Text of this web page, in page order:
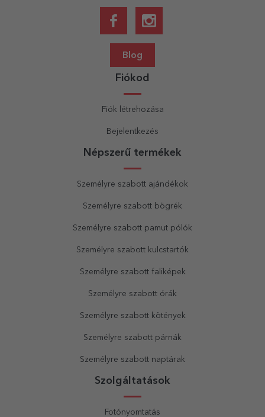
Blog
Fiókod
Fiók létrehozása
Bejelentkezés
Népszerű termékek
Személyre szabott ajándékok
Személyre szabott bögrék
Személyre szabott pamut pólók
Személyre szabott kulcstartók
Személyre szabott faliképek
Személyre szabott órák
Személyre szabott kötények
Személyre szabott párnák
Személyre szabott naptárak
Szolgáltatások
Fotónyomtatás